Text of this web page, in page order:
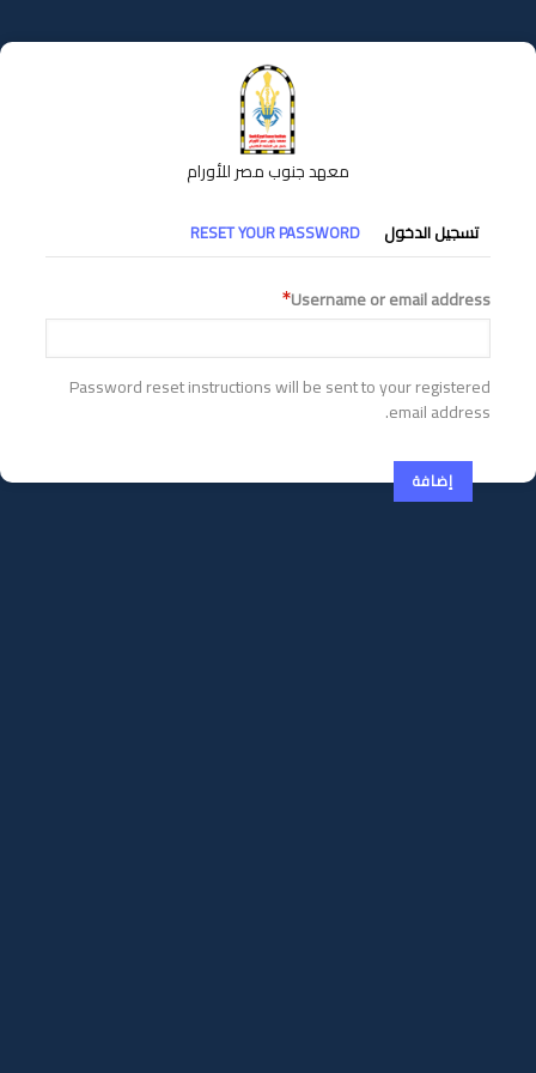
إلى
المحتوى
معهد جنوب مصر للأورام
التبويبات
الأساسية
تسجيل الدخول RESET YOUR PASSWORD
Username or email address
Password reset instructions will be sent to your registered
email address.